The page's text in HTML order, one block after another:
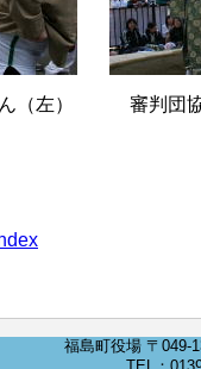
（左） 審判団
福島町役場 〒049-